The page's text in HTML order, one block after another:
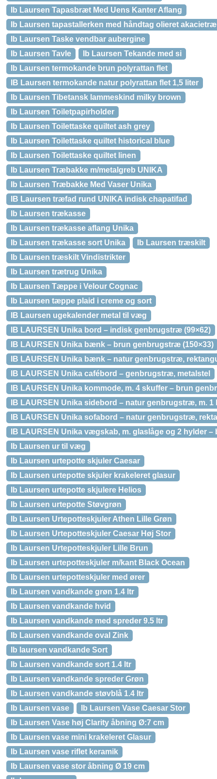
Ib Laursen Tapasbræt Med Uens Kanter Aflang
Ib Laursen tapastallerken med håndtag olieret akacietræ
Ib Laursen Taske vendbar aubergine
Ib Laursen Tavle
Ib Laursen Tekande med si
Ib Laursen termokande brun polyrattan flet
IB Laursen termokande natur polyrattan flet 1,5 liter
Ib Laursen Tibetansk lammeskind milky brown
Ib Laursen Toiletpapirholder
Ib Laursen Toilettaske quiltet ash grey
Ib Laursen Toilettaske quiltet historical blue
Ib Laursen Toilettaske quiltet linen
Ib Laursen Træbakke m/metalgreb UNIKA
Ib Laursen Træbakke Med Vaser Unika
IB Laursen træfad rund UNIKA indisk chapatifad
Ib Laursen trækasse
Ib Laursen trækasse aflang Unika
Ib Laursen trækasse sort Unika
Ib Laursen træskilt
Ib Laursen træskilt Vindistrikter
Ib Laursen trætrug Unika
Ib Laursen Tæppe i Velour Cognac
Ib Laursen tæppe plaid i creme og sort
IB Laursen ugekalender metal til væg
IB LAURSEN Unika bord – indisk genbrugstræ (99×62)
IB LAURSEN Unika bænk – brun genbrugstræ (150×33)
IB LAURSEN Unika bænk – natur genbrugstræ,
IB LAURSEN Unika cafébord – genbrugstræ, metalstel
IB LAURSEN Unika kommode, m. 4 skuffer – brun
IB LAURSEN Unika sidebord – natur genbrugstræ, m. 1
IB LAURSEN Unika sofabord – natur genbrugstræ,
IB LAURSEN Unika vægskab, m. glaslåge og 2 hylder
Ib Laursen ur til væg
Ib Laursen urtepotte skjuler Caesar
Ib Laursen urtepotte skjuler krakeleret glasur
Ib Laursen urtepotte skjulere Helios
Ib Laursen urtepotte Støvgrøn
Ib Laursen Urtepotteskjuler Athen Lille Grøn
Ib Laursen Urtepotteskjuler Caesar Høj Stor
Ib Laursen Urtepotteskjuler Lille Brun
Ib Laursen urtepotteskjuler m/kant Black Ocean
Ib Laursen urtepotteskjuler med ører
Ib Laursen vandkande grøn 1.4 ltr
Ib Laursen vandkande hvid
Ib Laursen vandkande med spreder 9.5 ltr
Ib Laursen vandkande oval Zink
Ib laursen vandkande Sort
Ib Laursen vandkande sort 1.4 ltr
Ib Laursen vandkande spreder Grøn
Ib Laursen vandkande støvblå 1.4 ltr
Ib Laursen vase
Ib Laursen Vase Caesar Stor
Ib Laursen Vase høj Clarity åbning Ø:7 cm
Ib Laursen vase mini krakeleret Glasur
Ib Laursen vase riflet keramik
Ib Laursen vase stor åbning Ø 19 cm